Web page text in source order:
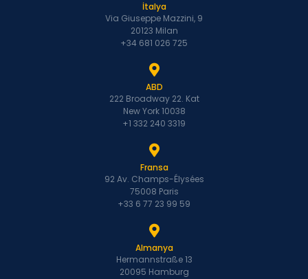
İtalya
Via Giuseppe Mazzini, 9
20123 Milan
+34 681 026 725
ABD
222 Broadway 22. Kat
New York 10038
+1 332 240 3319
Fransa
92 Av. Champs-Élysées
75008 Paris
+33 6 77 23 99 59
Almanya
Hermannstraße 13
20095 Hamburg